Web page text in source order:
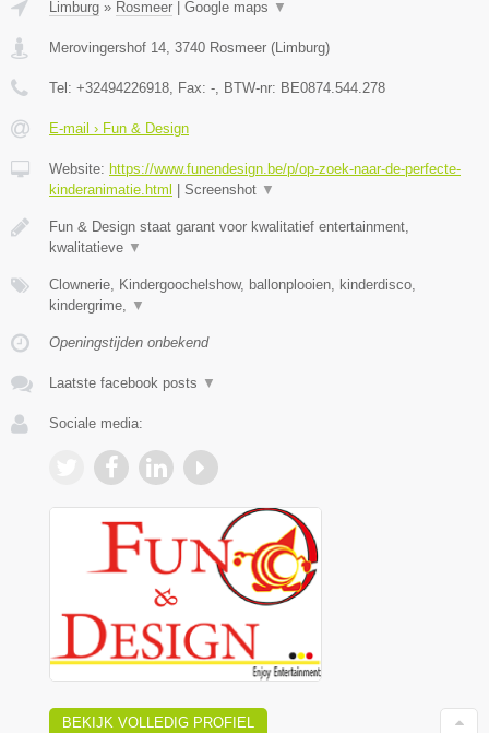
Limburg » Rosmeer | Google maps ▼
Merovingershof 14 3740 Rosmeer (Limburg)
Tel: +32494226918 , Fax: - , BTW-nr: BE0874.544.278
E-mail › Fun & Design
Website: https://www.funendesign.be/p/op-zoek-naar-de-perfecte-
kinderanimatie.html | Screenshot ▼
Fun & Design staat garant voor kwalitatief entertainment,
kwalitatieve ▼
Clownerie, Kindergoochelshow, ballonplooien, kinderdisco,
kindergrime,
▼
Openingstijden onbekend
Laatste facebook posts ▼
Sociale media:
BEKIJK VOLLEDIG PROFIEL